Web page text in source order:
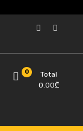
0
Total
0.00₾